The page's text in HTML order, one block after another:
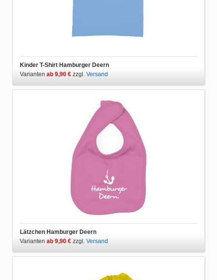
Kinder T-Shirt Hamburger Deern
Varianten ab 9,90 € zzgl. Versand
Lätzchen Hamburger Deern
Varianten ab 9,90 € zzgl. Versand